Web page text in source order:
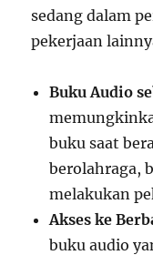
sedang dalam
pekerjaan
Buku Audio
buku saat
berolahraga,
melakukan
Akses ke
buku audio